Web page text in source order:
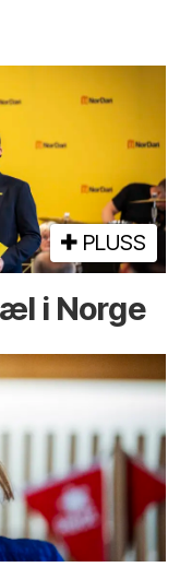
PLUSS
i Norge